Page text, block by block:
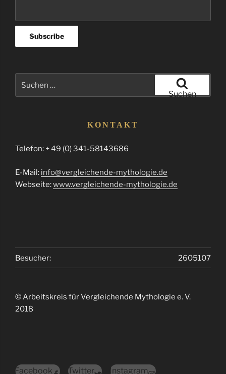
nach:
Suchen
KONTAKT
Telefon: + 49 (0) 341-58143686
E-Mail: info@vergleichende-mythologie.de
Webseite:www.vergleichende-mythologie.de
2605107
Besucher:
© Arbeitskreis für Vergleichende Mythologie e. V.
2018
Facebook Twitter Instagram